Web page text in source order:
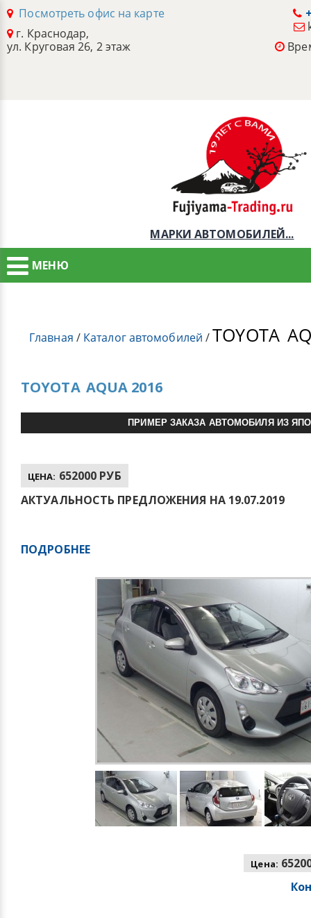
Посмотреть офис на карте
г. Краснодар,
ул. Круговая 26, 2 этаж
МАРКИ АВТОМОБИЛЕЙ...
МЕНЮ
Главная / Каталог автомобилей /TOYOTA
TOYOTA AQUA 2016
ПРИМЕР ЗАКАЗА АВТОМОБИЛЯ ИЗ
ЦЕНА: 652000 РУБ
АКТУАЛЬНОСТЬ ПРЕДЛОЖЕНИЯ НА 19.07.2019
ПОДРОБНЕЕ
Цена: